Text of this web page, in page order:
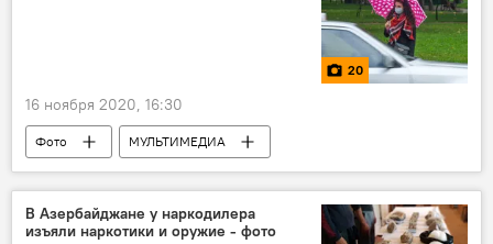
20
16 ноября 2020, 16:30
Фото
МУЛЬТИМЕДИА
Происшествия
ЖИЗНЬ
Азербайджан
Новости
В Азербайджане у наркодилера
изъяли наркотики и оружие - фото